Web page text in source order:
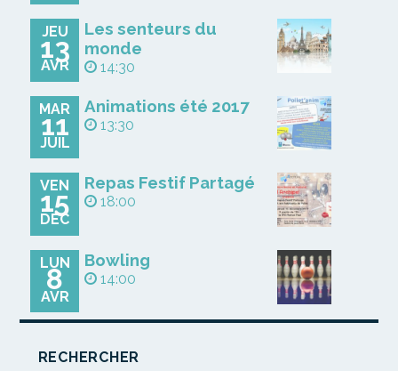
JEU
13
AVR
Les senteurs du
monde
14:30
MAR
11
JUIL
Animations été 2017
13:30
VEN
15
DÉC
Repas Festif Partagé
18:00
LUN
8
AVR
Bowling
14:00
RECHERCHER